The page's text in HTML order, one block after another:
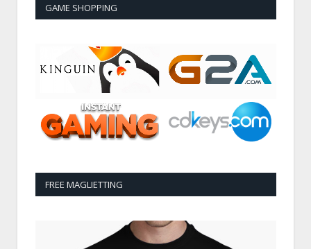
GAME SHOPPING
FREE MAGLIETTING